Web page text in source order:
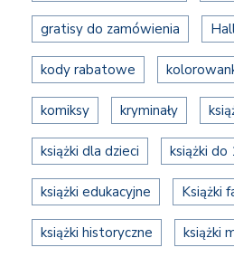
gratisy do zamówienia
kody rabatowe
komiksy kryminały
książki dla dzieci książki do
książki edukacyjne Książki
książki historyczne książki